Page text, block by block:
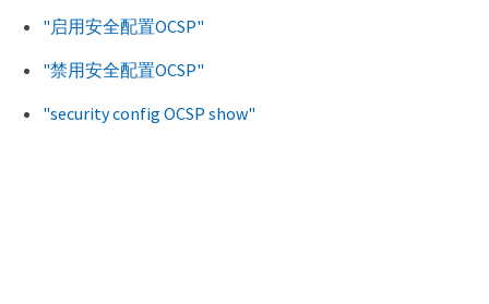
"启用安全配置OCSP"
"禁用安全配置OCSP"
"security config OCSP show"